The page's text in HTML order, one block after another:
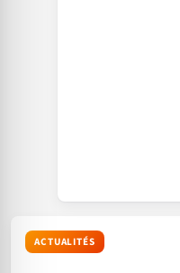
ACTUALITÉS